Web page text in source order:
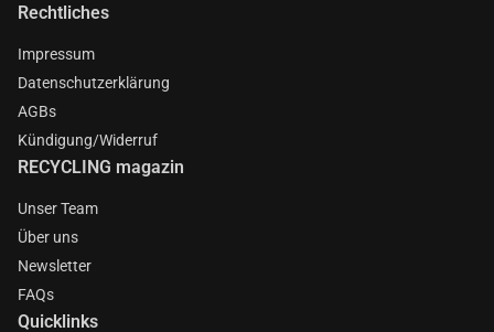
Rechtliches
Impressum
Datenschutzerklärung
AGBs
Kündigung/Widerruf
RECYCLING magazin
Unser Team
Über uns
Newsletter
FAQs
Quicklinks